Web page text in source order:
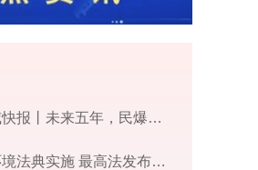
未来五年，民爆行业这样安全发展
实施 最高法发布首个配套司法解释